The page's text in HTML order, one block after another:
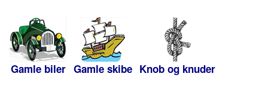
Gamle biler Gamle skibe Knob og knuder